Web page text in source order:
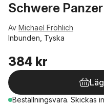
Schwere
Av Michael Fröhlich
Inbunden, Tyska
384 kr
Beställningsvara. Skickas